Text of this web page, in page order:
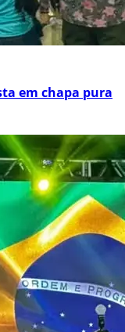
em chapa pura